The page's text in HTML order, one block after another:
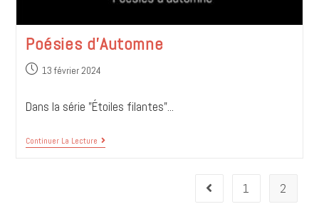
Poésies d’Automne
13 février 2024
Dans la série "Étoiles filantes"...
Continuer La Lecture
1 2